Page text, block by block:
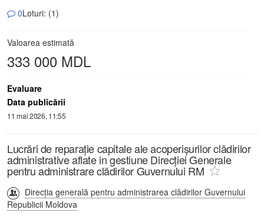
0Loturi: (1)
Valoarea estimată
333 000 MDL
Evaluare
Data publicării
11 mai 2026, 11:55
Lucrări de reparație capitale ale acoperișurilor clădirilor
administrative aflate in gestiune Direcției Generale
pentru administrare clădirilor Guvernului RM
Direcția generală pentru administrarea clădirilor Guvernului
Republicii Moldova